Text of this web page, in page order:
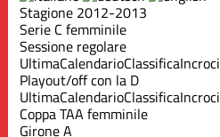
Stagione 2012-2013
Serie C femminile
Sessione regolare
UltimaCalendarioClassificaIncroci
Playout/off con la D
UltimaCalendarioClassificaIncroci
Coppa TAA femminile
Girone A